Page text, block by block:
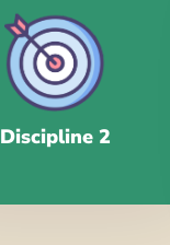
Discipline 2